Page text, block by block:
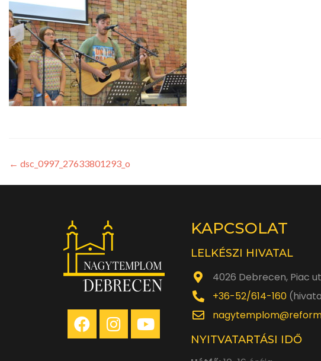
← dsc_0997_27633801293_o
KAPCSOLAT
LELKÉSZI HIVATAL
4026 Debrecen, Piac
+36-52/614-160
NYITVATARTÁSI IDŐ